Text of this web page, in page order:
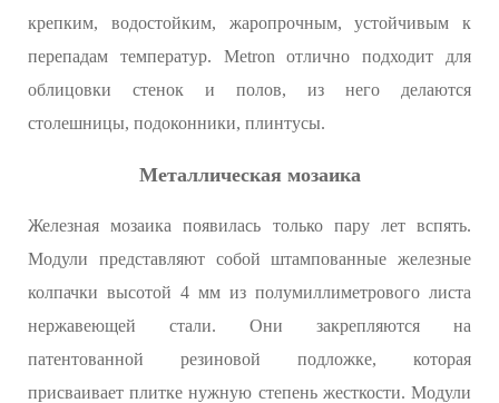
крепким, водостойким, жаропрочным, устойчивым к
перепадам температур. Metron отлично подходит для
облицовки стенок и полов, из него делаются
столешницы, подоконники, плинтусы.
Металлическая мозаика
Железная мозаика появилась только пару лет вспять.
Модули представляют собой штампованные железные
колпачки высотой 4 мм из полумиллиметрового листа
нержавеющей стали. Они закрепляются на
патентованной резиновой подложке, которая
присваивает плитке нужную степень жесткости. Модули